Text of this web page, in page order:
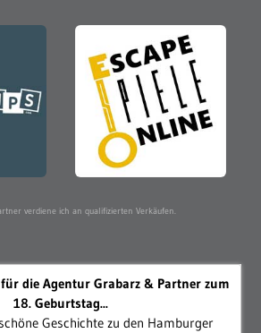
verdiene ich an qualifizierten Verkäufen.
die Agentur Grabarz & Partner zum
18. Geburtstag...
Geschichte zu den Hamburger